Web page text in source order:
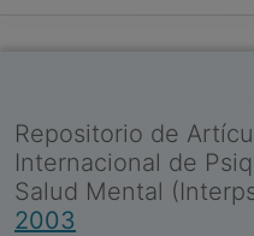
Repositorio de
Internacional de
Salud Mental
2003